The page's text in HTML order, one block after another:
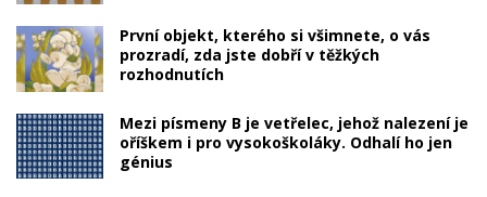
První objekt, kterého si všimnete, o vás
prozradí, zda jste dobří v těžkých
rozhodnutích
Mezi písmeny B je vetřelec, jehož nalezení je
oříškem i pro vysokoškoláky. Odhalí ho jen
génius